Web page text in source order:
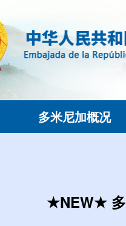
多米尼加概况
★NEW★ 多